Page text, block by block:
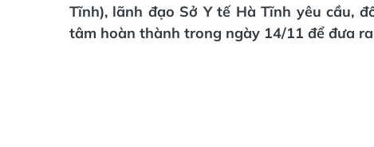
Tĩnh), lãnh đạo Sở Y tế Hà Tĩnh yêu cầu,
tâm hoàn thành trong ngày 14/11 để đưa